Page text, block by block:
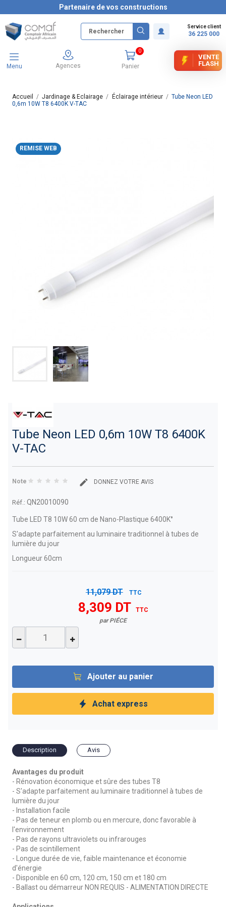
Partenaire de vos constructions
Service client
36 225 000
Menu Agences Panier
0
VENTE
FLASH
Accueil Jardinage & Eclairage Éclairage intérieur
Tube Neon LED
0,6m 10W T8 6400K V-TAC
REMISE WEB
Tube Neon LED 0,6m 10W T8 6400K
V-TAC
Note DONNEZ VOTRE AVIS
Réf.: QN20010090
Tube LED T8 10W 60 cm de Nano-Plastique 6400K°
S'adapte parfaitement au luminaire traditionnel à tubes de
lumière du jour
Longueur 60cm
11,079 DT TTC
8,309 DT
TTC
par PIÉCE
Ajouter au panier
Achat express
Description Avis
Avantages du produit
- Rénovation économique et sûre des tubes T8
- S'adapte parfaitement au luminaire traditionnel à tubes de
lumière du jour
- Installation facile
- Pas de teneur en plomb ou en mercure, donc favorable à
l'environnement
- Pas de rayons ultraviolets ou infrarouges
- Pas de scintillement
- Longue durée de vie, faible maintenance et économie
d'énergie
- Disponible en 60 cm, 120 cm, 150 cm et 180 cm
- Ballast ou démarreur NON REQUIS - ALIMENTATION DIRECTE